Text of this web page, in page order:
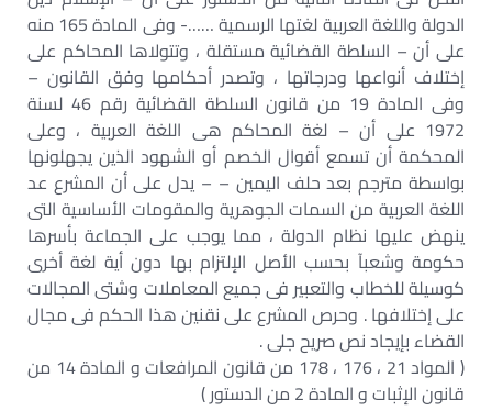
الدولة واللغة العربية لغتها الرسمية ……- وفى المادة 165 منه
على أن – السلطة القضائية مستقلة ، وتتولاها المحاكم على
إختلاف أنواعها ودرجاتها ، وتصدر أحكامها وفق القانون –
وفى المادة 19 من قانون السلطة القضائية رقم 46 لسنة
1972 على أن – لغة المحاكم هى اللغة العربية ، وعلى
المحكمة أن تسمع أقوال الخصم أو الشهود الذين يجهلونها
بواسطة مترجم بعد حلف اليمين – – يدل على أن المشرع عد
اللغة العربية من السمات الجوهرية والمقومات الأساسية التى
ينهض عليها نظام الدولة ، مما يوجب على الجماعة بأسرها
حكومة وشعبآ بحسب الأصل الإلتزام بها دون أية لغة أخرى
كوسيلة للخطاب والتعبير فى جميع المعاملات وشتى المجالات
على إختلافها . وحرص المشرع على نقنين هذا الحكم فى مجال
القضاء بإيجاد نص صريح جلى .
( المواد 21 ، 176 ، 178 من قانون المرافعات و المادة 14 من
قانون الإثبات و المادة 2 من الدستور )